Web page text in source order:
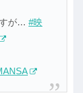
が… #映